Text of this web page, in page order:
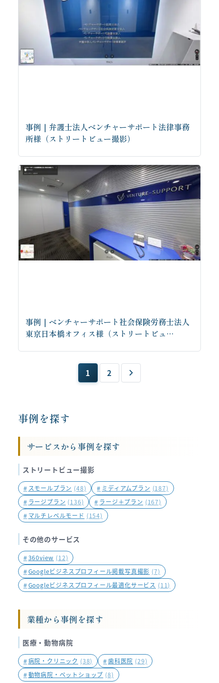
事例｜弁護士法人ベンチャーサポート法律事務
所様（ストリートビュー撮影）
事例｜ベンチャーサポート社会保険労務士法人
東京日本橋オフィス様（ストリートビュ…
ペ
ー
ジ
送
り
1 2
事例を探す
サービスから事例を探す
ストリートビュー撮影
# スモールプラン (48) # ミディアムプラン (187)
# ラージプラン (136) # ラージ＋プラン (167)
# マルチレベルモード (154)
その他のサービス
#360view (12)
#Googleビジネスプロフィール掲載写真撮影 (7)
#Googleビジネスプロフィール最適化サービス (11)
業種から事例を探す
医療・動物病院
#病院・クリニック (38) #歯科医院 (29)
#動物病院・ペットショップ (8)